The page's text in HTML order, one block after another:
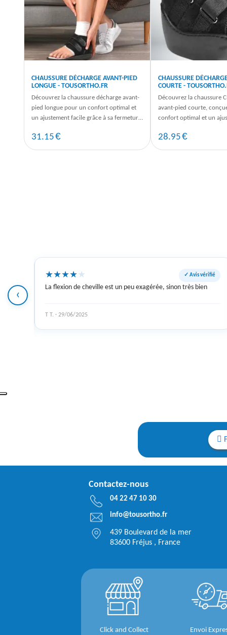
CHAUSSURE DÉCHARGE AVANT-PIED
LONGUE - TOUSORTHO.FR
Découvrez la chaussure décharge avant-
pied longue pour un confort optimal et
un ajustement facile grâce à sa fermeture
31.15€
CHAUSSURE
COURTE -
Découvrez la chaussure
avant-pied courte,
confort optimal et un
28.95€
★★★★★ ✓ Avis vérifié
La flexion de cheville est un peu exagérée, sinon très bien
T T. · 29/06/2025
‹
Contactez-nous
04 22 47 10 30
info@tousortho.fr
439 Boulevard de la mer
83600 Fréjus , France
Click and Collect Envoi